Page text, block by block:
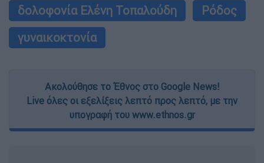
δολοφονία Ελένη Τοπαλούδη
Ρόδος
γυναικοκτονία
Ακολούθησε το Έθνος στο Google News!
Live όλες οι εξελίξεις λεπτό προς λεπτό, με την
υπογραφή του www.ethnos.gr